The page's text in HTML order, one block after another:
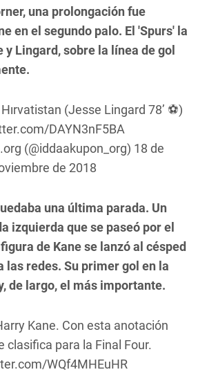
una prolongación fue
en el segundo palo. El 'Spurs' la
Lingard, sobre la línea de gol
(Jesse Lingard 78’ ⚽️)
DAYN3nF5BA
(@iddaakupon_org) 18 de
de 2018
una última parada. Un
izquierda que se paseó por el
de Kane se lanzó al césped
las redes. Su primer gol en la
de largo, el más importante.
Kane. Con esta anotación
clasifica para la Final Four.
WQf4MHEuHR